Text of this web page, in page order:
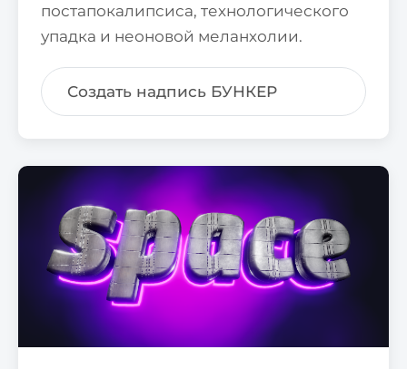
постапокалипсиса, технологического
упадка и неоновой меланхолии.
Создать надпись БУНКЕР